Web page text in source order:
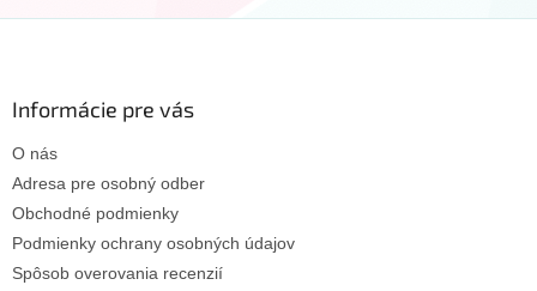
Informácie pre vás
O nás
Adresa pre osobný odber
Obchodné podmienky
Podmienky ochrany osobných údajov
Spôsob overovania recenzií